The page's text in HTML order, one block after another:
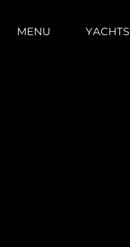
MENU YACHTS